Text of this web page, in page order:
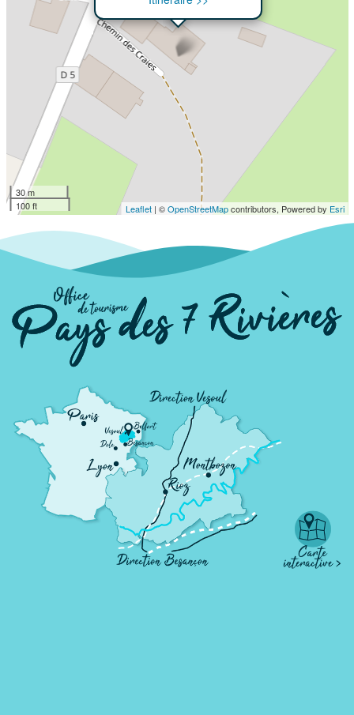
30 m
100 ft
Leaflet| ©OpenStreetMapcontributors, Powered by Esri